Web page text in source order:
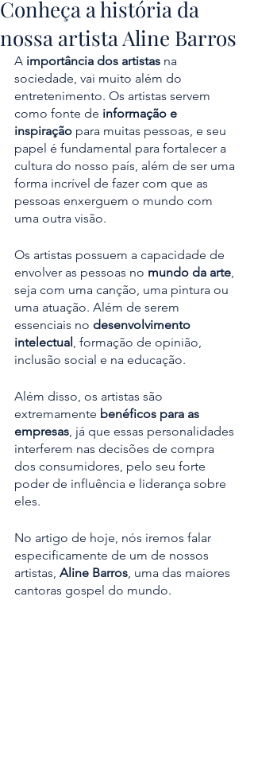
Conheça a história da
nossa artista Aline Barros
A importância dos artistas na
sociedade, vai muito além do
entretenimento. Os artistas servem
como fonte de informação e
inspiração para muitas pessoas, e seu
papel é fundamental para fortalecer a
cultura do nosso país, além de ser uma
forma incrível de fazer com que as
pessoas enxerguem o mundo com
uma outra visão.
Os artistas possuem a capacidade de
envolver as pessoas no mundo da arte,
seja com uma canção, uma pintura ou
uma atuação. Além de serem
essenciais no desenvolvimento
intelectual, formação de opinião,
inclusão social e na educação.
Além disso, os artistas são
extremamente benéficos para as
empresas, já que essas personalidades
interferem nas decisões de compra
dos consumidores, pelo seu forte
poder de influência e liderança sobre
eles.
No artigo de hoje, nós iremos falar
especificamente de um de nossos
artistas, Aline Barros, uma das maiores
cantoras gospel do mundo.